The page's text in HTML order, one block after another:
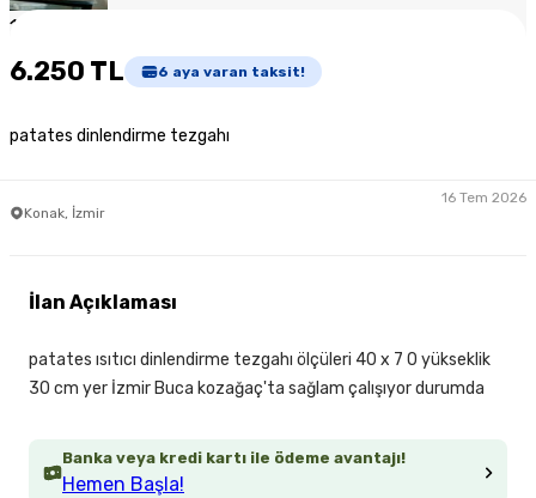
1
6.250 TL 6 aya varan taksit!
patates dinlendirme tezgahı
Konak, İzmir
16 Tem 2026
Banka veya kredi kartı ile ödeme avantajı!
Hemen Başla!
İlan Açıklaması
patates ısıtıcı dinlendirme tezgahı ölçüleri 40 x 7 0 yükseklik
30 cm yer İzmir Buca kozağaç'ta sağlam çalışıyor durumda